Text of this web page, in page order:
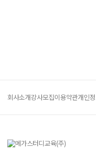
회사소개강사모집이용약관개인